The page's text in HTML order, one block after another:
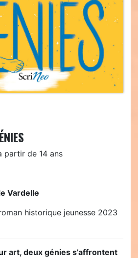
partir de 14 ans
Vardelle
historique jeunesse 2023
art, deux génies s’affrontent